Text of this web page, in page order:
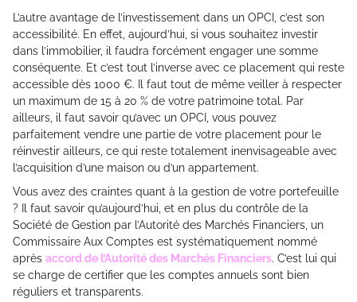
L’autre avantage de l’investissement dans un OPCI, c’est son
accessibilité. En effet, aujourd’hui, si vous souhaitez investir
dans l’immobilier, il faudra forcément engager une somme
conséquente. Et c’est tout l’inverse avec ce placement qui reste
accessible dès 1000 €. Il faut tout de même veiller à respecter
un maximum de 15 à 20 % de votre patrimoine total. Par
ailleurs, il faut savoir qu’avec un OPCI, vous pouvez
parfaitement vendre une partie de votre placement pour le
réinvestir ailleurs, ce qui reste totalement inenvisageable avec
l’acquisition d’une maison ou d’un appartement.
Vous avez des craintes quant à la gestion de votre portefeuille
? Il faut savoir qu’aujourd’hui, et en plus du contrôle de la
Société de Gestion par l’Autorité des Marchés Financiers, un
Commissaire Aux Comptes est systématiquement nommé
après accord de l’Autorité des Marchés Financiers. C’est lui qui
se charge de certifier que les comptes annuels sont bien
réguliers et transparents.